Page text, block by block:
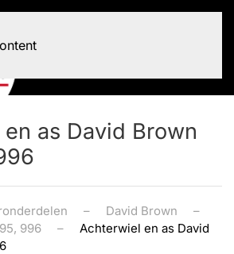
as David Brown
David Brown
996
Achterwiel en as David